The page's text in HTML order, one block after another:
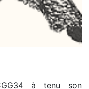
à tenu son